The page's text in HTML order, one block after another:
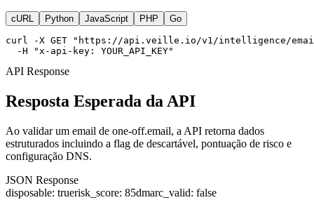
cURL Python JavaScript PHP Go
curl -X GET "https://api.veille.io/v1/intelligence/
  -H "x-api-key: YOUR_API_KEY"
API Response
Resposta Esperada da API
Ao validar um email de one-off.email, a API retorna dados
estruturados incluindo a flag de descartável, pontuação de risco e
configuração DNS.
JSON Response
disposable: truerisk_score: 85dmarc_valid: false